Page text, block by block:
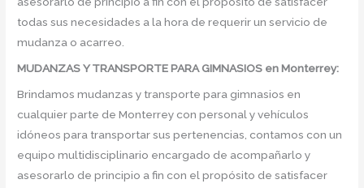
todas sus necesidades a la hora de requerir un servicio de
mudanza o acarreo.
MUDANZAS Y TRANSPORTE PARA GIMNASIOS en Monterrey:
Brindamos mudanzas y transporte para gimnasios en
cualquier parte de Monterrey con personal y vehículos
idóneos para transportar sus pertenencias, contamos con un
equipo multidisciplinario encargado de acompañarlo y
asesorarlo de principio a fin con el propósito de satisfacer